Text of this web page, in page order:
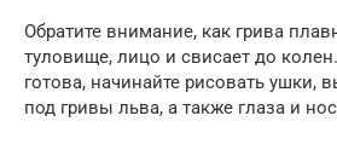
Обратите внимание, как грива
туловище, лицо и свисает до
готова, начинайте рисовать ушки,
под гривы льва, а также глаза и нос